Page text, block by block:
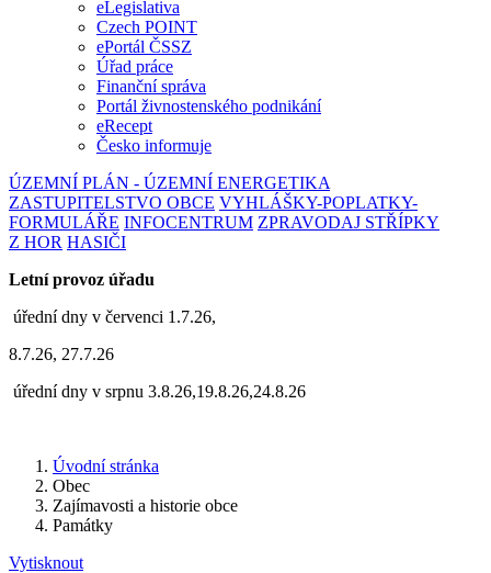
eLegislativa
Czech POINT
ePortál ČSSZ
Úřad práce
Finanční správa
Portál živnostenského podnikání
eRecept
Česko informuje
ÚZEMNÍ PLÁN - ÚZEMNÍ ENERGETIKA
ZASTUPITELSTVO OBCE VYHLÁŠKY-POPLATKY-
FORMULÁŘE INFOCENTRUM ZPRAVODAJ STŘÍPKY
Z HOR HASIČI
Letní provoz úřadu
úřední dny v červenci 1.7.26,
8.7.26, 27.7.26
úřední dny v srpnu 3.8.26,19.8.26,24.8.26
Úvodní stránka
Obec
Zajímavosti a historie obce
Památky
Vytisknout